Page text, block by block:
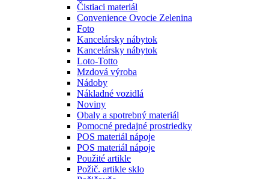
Čistiaci materiál
Convenience Ovocie Zelenina
Foto
Kancelársky nábytok
Kancelársky nábytok
Loto-Totto
Mzdová výroba
Nádoby
Nákladné vozidlá
Noviny
Obaly a spotrebný materiál
Pomocné predajné prostriedky
POS materiál nápoje
POS materiál nápoje
Použité artikle
Požič. artikle sklo